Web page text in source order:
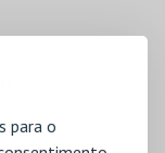
para o